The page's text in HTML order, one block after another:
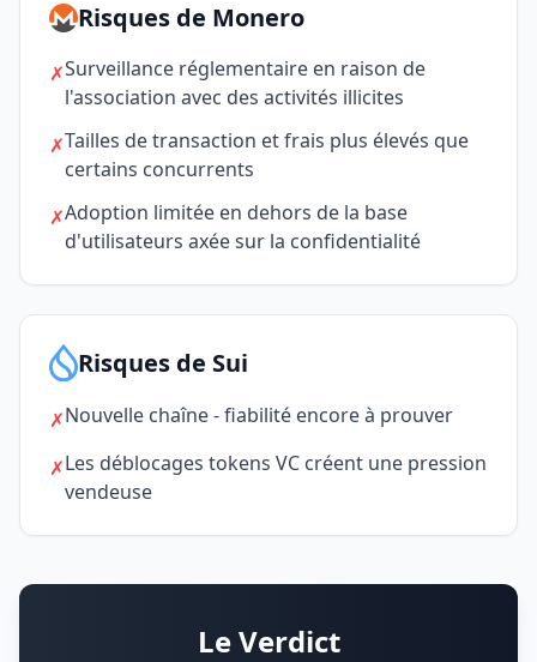
Risques de Monero
✗Surveillance réglementaire en raison de
l'association avec des activités illicites
✗Tailles de transaction et frais plus élevés que
certains concurrents
✗Adoption limitée en dehors de la base
d'utilisateurs axée sur la confidentialité
Risques de Sui
✗Nouvelle chaîne - fiabilité encore à prouver
✗Les déblocages tokens VC créent une pression
vendeuse
Le Verdict